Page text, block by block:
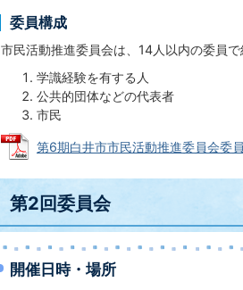
委員構成
市民活動推進委員会は、14人以内の委員
学識経験を有する人
公共的団体などの代表者
市民
第6期白井市市民活動推進委員会委
第2回委員会
開催日時・場所